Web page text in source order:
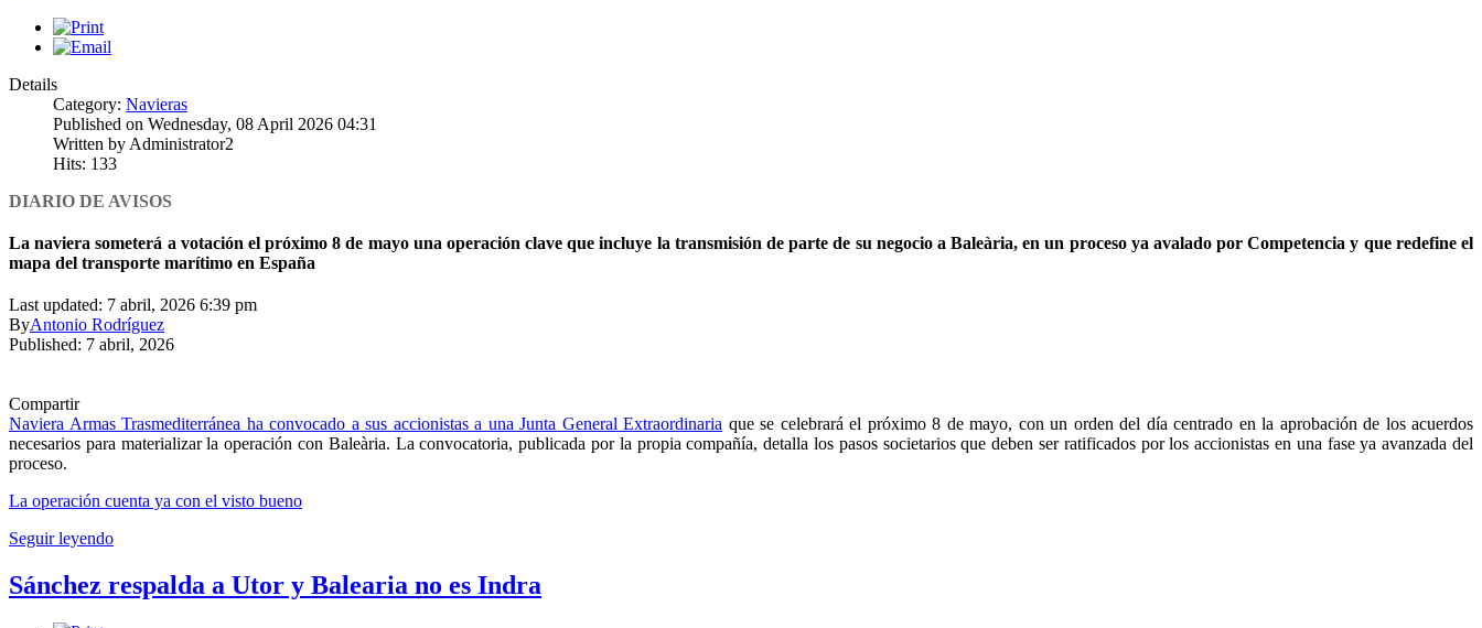
Details
Category: Navieras
Published on Wednesday, 08 April 2026 04:31
Written by Administrator2
Hits: 133
DIARIO DE AVISOS
La naviera someterá a votación el próximo 8 de mayo una operación clave que incluye la transmisión de parte de su negocio a Baleària, en un proceso ya avalado por Competencia y que redefine el
mapa del transporte marítimo en España
Last updated: 7 abril, 2026 6:39 pm
ByAntonio Rodríguez
Published: 7 abril, 2026
Compartir
Naviera Armas Trasmediterránea ha convocado a sus accionistas a una Junta General Extraordinaria que se celebrará el próximo 8 de mayo, con un orden del día centrado en la aprobación de los acuerdos
necesarios para materializar la operación con Baleària. La convocatoria, publicada por la propia compañía, detalla los pasos societarios que deben ser ratificados por los accionistas en una fase ya avanzada del
proceso.
La operación cuenta ya con el visto bueno
Seguir leyendo
Sánchez respalda a Utor y Balearia no es Indra